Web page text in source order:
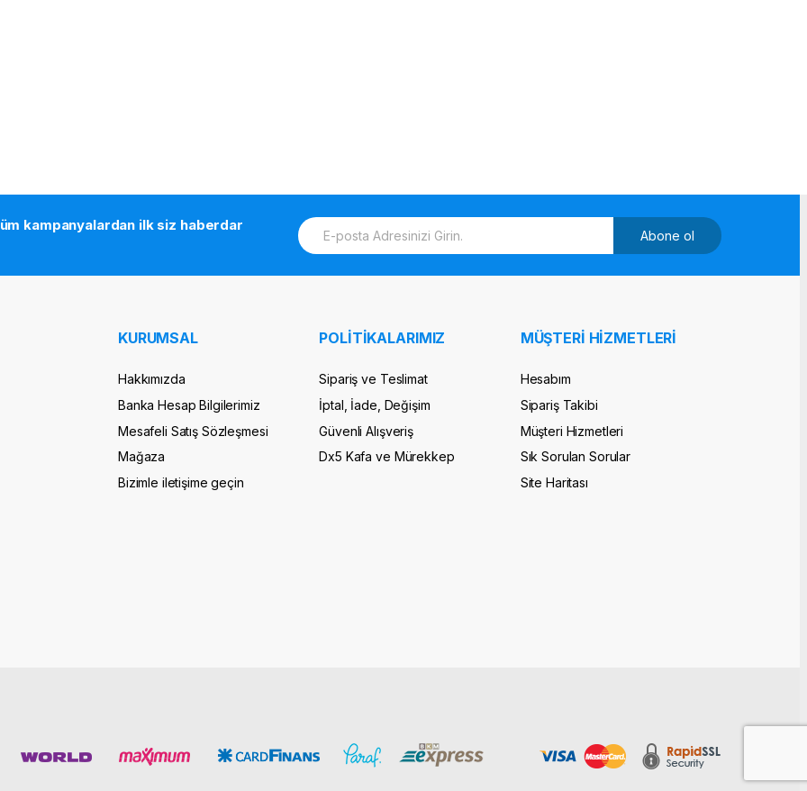
kampanyalardan ilk siz haberdar
E
m
i
Abone ol
KURUMSAL
Hakkımızda
Banka Hesap Bilgilerimiz
Mesafeli Satış Sözleşmesi
Mağaza
Bizimle iletişime geçin
POLİTİKALARIMIZ
Sipariş ve Teslimat
İptal, İade, Değişim
Güvenli Alışveriş
Dx5 Kafa ve Mürekkep
MÜŞTERİ HİZMETLERİ
Hesabım
Sipariş Takibi
Müşteri Hizmetleri
Sık Sorulan Sorular
Site Haritası